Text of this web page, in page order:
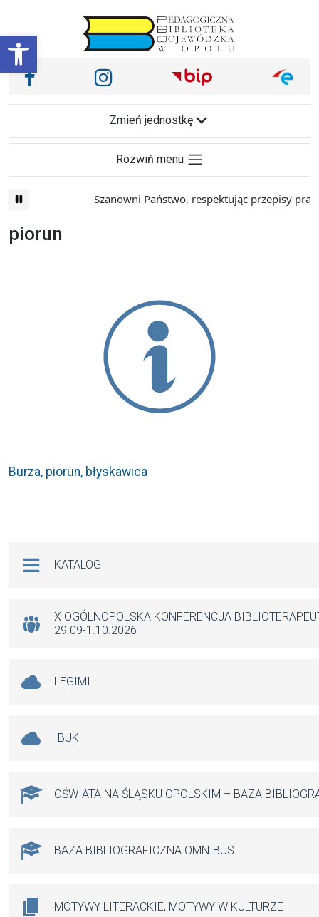
Otwórz pasek narzędzi
Main Navigation
Nasze media społecznościowe i inne
Facebook Instagram
Zmień jednostkę
Rozwiń menu
Szanowni Państwo, respektując przepisy
piorun
Burza, piorun, błyskawica
KATALOG
X OGÓLNOPOLSKA KONFERENCJA
29.09-1.10.2026
LEGIMI
IBUK
OŚWIATA NA ŚLĄSKU OPOLSKIM – BAZA
BAZA BIBLIOGRAFICZNA OMNIBUS
MOTYWY LITERACKIE, MOTYWY W KULTURZE